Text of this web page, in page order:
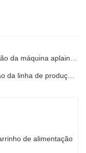
Anterior : As funções e campos de aplicação da máquina aplainadora de chapas de alta precisão.
Próximo : Vantagens do produto introdução da linha de produção de corte longitudinal de chapa laminada a quente.